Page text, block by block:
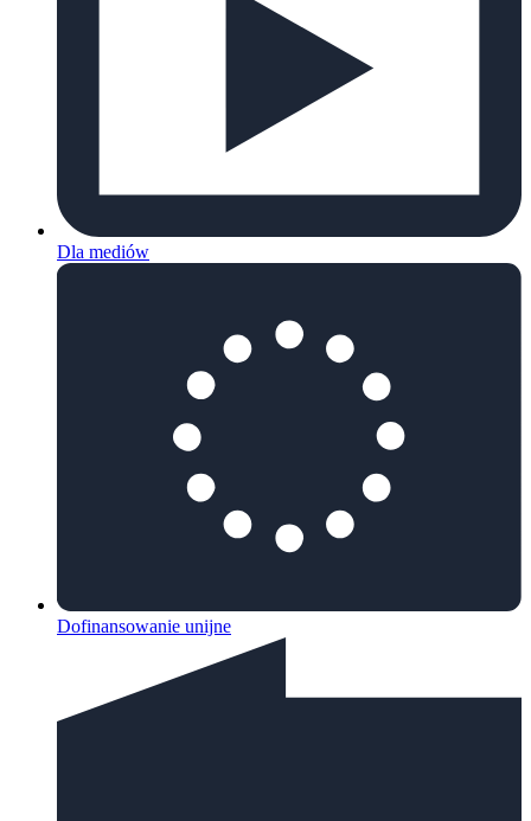
Dla mediów
Dofinansowanie unijne